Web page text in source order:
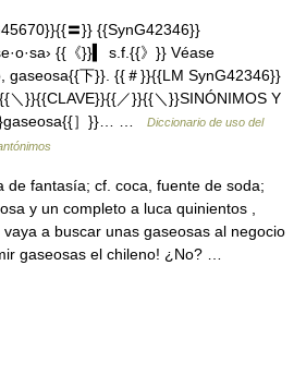
〓}} {{SynG42346}}
{{《}}▍ s.f.{{》}} Véase
gaseosa{{下}}. {{＃}}{{LM SynG42346}}
＼}}{{CLAVE}}{{／}}{{＼}}SINÓNIMOS Y
］}}… …
Diccionario de uso del
fantasía; cf. coca, fuente de soda;
y un completo a luca quinientos ,
a buscar unas gaseosas al negocio
gaseosas el chileno! ¿No? …